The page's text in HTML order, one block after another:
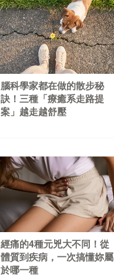
腦科學家都在做的散步秘
訣！三種「療癒系走路提
案」越走越舒壓
經痛的4種元兇大不同！從
體質到疾病，一次搞懂妳屬
於哪一種